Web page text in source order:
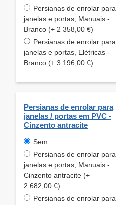
Persianas de enrolar para
janelas e portas, Manuais -
Branco (+ 2 358,00 €)
Persianas de enrolar para
janelas e portas, Elétricas -
Branco (+ 3 196,00 €)
Persianas de enrolar para
janelas / portas em PVC -
Cinzento antracite
Sem
Persianas de enrolar para
janelas e portas, Manuais -
Cinzento antracite (+
2 682,00 €)
Persianas de enrolar para